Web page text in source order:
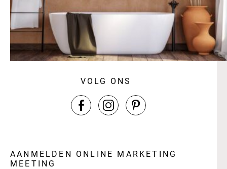
VOLG ONS
AANMELDEN ONLINE MARKETING
MEETING